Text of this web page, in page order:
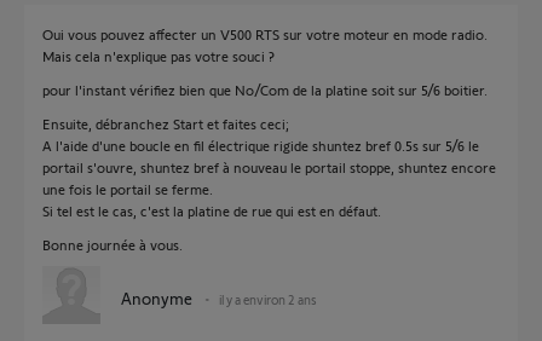
Oui vous pouvez affecter un V500 RTS sur votre moteur en mode radio.
Mais cela n'explique pas votre souci ?
pour l'instant vérifiez bien que No/Com de la platine soit sur 5/6 boitier.
Ensuite, débranchez Start et faites ceci;
A l'aide d'une boucle en fil électrique rigide shuntez bref 0.5s sur 5/6 le
portail s'ouvre, shuntez bref à nouveau le portail stoppe, shuntez encore
une fois le portail se ferme.
Si tel est le cas, c'est la platine de rue qui est en défaut.
Bonne journée à vous.
Anonyme il y a environ 2 ans